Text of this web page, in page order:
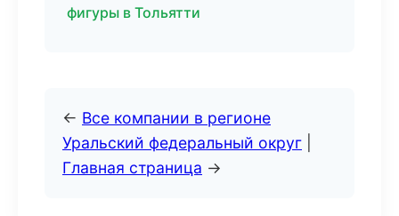
фигуры в Тольятти
← Все компании в регионе
Уральский федеральный округ
Главная страница →